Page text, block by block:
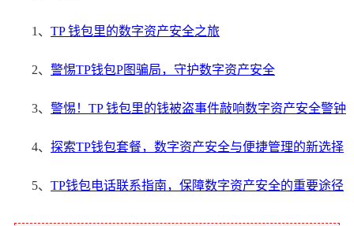
1、 TP 钱包里的数字资产安全之旅
2、 警惕TP钱包P图骗局，守护数字资产安全
3、 警惕！TP 钱包里的钱被盗事件敲响数字资产安全警钟
4、 探索TP钱包套餐，数字资产安全与便捷管理的新选择
5、 TP钱包电话联系指南，保障数字资产安全的重要途径